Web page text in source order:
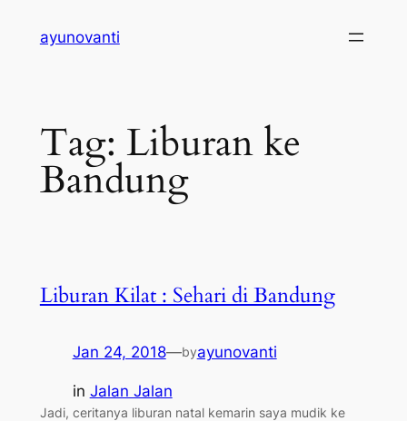
ayunovanti
Tag: Liburan ke
Bandung
Liburan Kilat : Sehari di Bandung
Jan 24, 2018—byayunovanti
in Jalan Jalan
Jadi, ceritanya liburan natal kemarin saya mudik ke